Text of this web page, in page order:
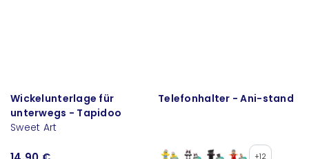
Wickelunterlage für
unterwegs - Tapidoo
Sweet Art
Telefonhalter - Ani-stand
+12